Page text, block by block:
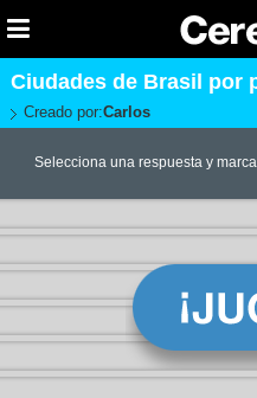
Ciudades de Brasil por
Creado por:Carlos
Selecciona una respuesta y